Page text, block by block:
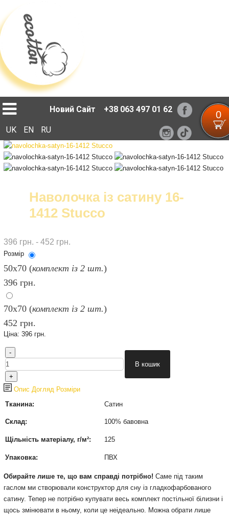
Новий Сайт +38 063 497 01 62 0
UK EN RU
Наволочка із сатину 16-
1412 Stucco
396 грн. - 452 грн.
Розмір
50х70 (комплект із 2 шт.)
396 грн.
70х70 (комплект із 2 шт.)
452 грн.
Ціна: 396 грн.
Опис Догляд Розміри
Тканина:
Сатин
Склад: 100% бавовна
Щільність матеріалу, г/м²: 125
Упаковка: ПВХ
Обирайте лише те, що вам справді потрібно! Саме під таким
гаслом ми створювали конструктор для сну із гладкофарбованого
сатину. Тепер не потрібно купувати весь комплект постільної білизни і
щось змінювати в ньому, коли це неідеально. Можна обрати лише